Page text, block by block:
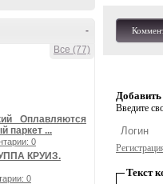
-
Все (77)
Оплавляются
паркет ...
0
КРУИЗ.
0
Введите
Текст